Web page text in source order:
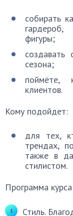
собирать
фигуры;
создавать
сезона;
поймёте,
клиентов.
Кому подойдет:
для тех,
трендах,
также в
стилистом.
Программа
Стиль.